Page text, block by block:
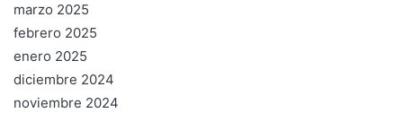
marzo 2025
febrero 2025
enero 2025
diciembre 2024
noviembre 2024